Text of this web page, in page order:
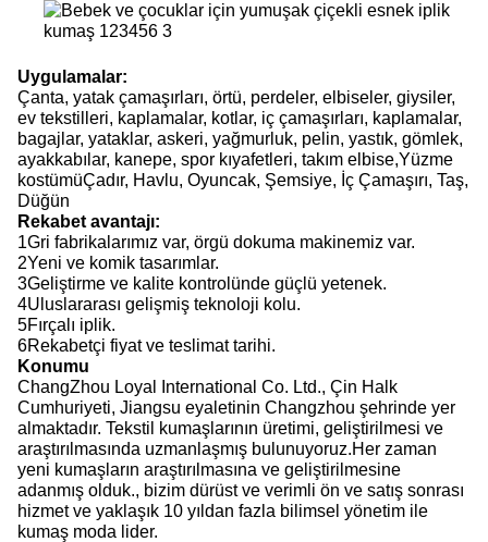
Uygulamalar:
Çanta, yatak çamaşırları, örtü, perdeler, elbiseler, giysiler,
ev tekstilleri, kaplamalar, kotlar, iç çamaşırları, kaplamalar,
bagajlar, yataklar, askeri, yağmurluk, pelin, yastık, gömlek,
ayakkabılar, kanepe, spor kıyafetleri, takım elbise,Yüzme
kostümüÇadır, Havlu, Oyuncak, Şemsiye, İç Çamaşırı, Taş,
Düğün
Rekabet avantajı:
1Gri fabrikalarımız var, örgü dokuma makinemiz var.
2Yeni ve komik tasarımlar.
3Geliştirme ve kalite kontrolünde güçlü yetenek.
4Uluslararası gelişmiş teknoloji kolu.
5Fırçalı iplik.
6Rekabetçi fiyat ve teslimat tarihi.
Konumu
ChangZhou Loyal International Co. Ltd., Çin Halk
Cumhuriyeti, Jiangsu eyaletinin Changzhou şehrinde yer
almaktadır. Tekstil kumaşlarının üretimi, geliştirilmesi ve
araştırılmasında uzmanlaşmış bulunuyoruz.Her zaman
yeni kumaşların araştırılmasına ve geliştirilmesine
adanmış olduk., bizim dürüst ve verimli ön ve satış sonrası
hizmet ve yaklaşık 10 yıldan fazla bilimsel yönetim ile
kumaş moda lider.